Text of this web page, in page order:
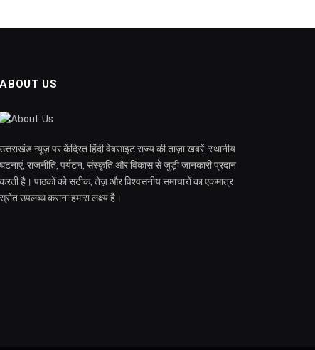
ABOUT US
उत्तराखंड न्यूज़ पर केंद्रित हिंदी वेबसाइट राज्य की ताज़ा खबरें, स्थानीय
घटनाएं, राजनीति, पर्यटन, संस्कृति और विकास से जुड़ी जानकारी प्रदान
करती है। पाठकों को सटीक, तेज़ और विश्वसनीय समाचारों का एकमात्र
स्रोत उपलब्ध कराना हमारा लक्ष्य है।